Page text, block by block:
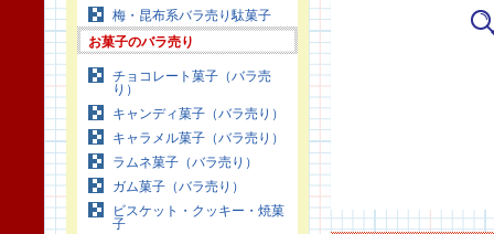
梅・昆布系バラ売り駄菓子
お菓子のバラ売り
チョコレート菓子（バラ売
り）
キャンディ菓子（バラ売り）
キャラメル菓子（バラ売り）
ラムネ菓子（バラ売り）
ガム菓子（バラ売り）
ビスケット・クッキー・焼菓
子